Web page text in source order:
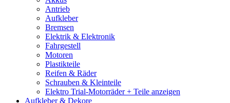
Antrieb
Aufkleber
Bremsen
Elektrik & Elektronik
Fahrgestell
Motoren
Plastikteile
Reifen & Räder
Schrauben & Kleinteile
Elektro Trial-Motorräder + Teile anzeigen
Aufkleber & Dekore